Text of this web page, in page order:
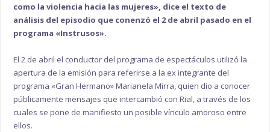
como la violencia hacia las mujeres», dice el texto de
análisis del episodio que conenzó el 2 de abril pasado en el
programa «Instrusos».
El 2 de abril el conductor del programa de espectáculos utilizó la
apertura de la emisión para referirse a la ex integrante del
programa «Gran Hermano» Marianela Mirra, quien dio a conocer
públicamente mensajes que intercambió con Rial, a través de los
cuales se pone de manifiesto un posible vínculo amoroso entre
ellos.